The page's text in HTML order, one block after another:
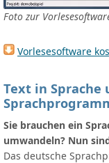
Foto zur
Vorlesesoftware
Text in
Sie brauchen ein
umwandeln? Nun
Das deutsche